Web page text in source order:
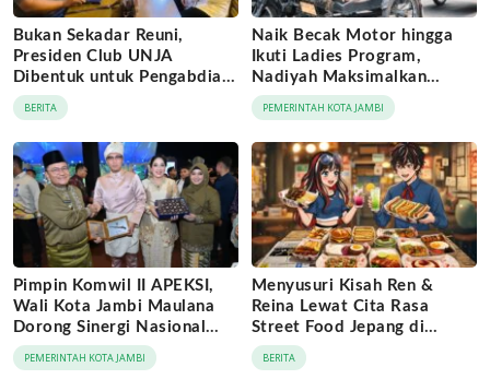
Bukan Sekadar Reuni,
Presiden Club UNJA
Dibentuk untuk Pengabdian
Lintas Generasi
BERITA
Naik Becak Motor hingga
Ikuti Ladies Program,
Nadiyah Maksimalkan
Momentum Rakernas
APEKSI di Medan
PEMERINTAH KOTA JAMBI
Pimpin Komwil II APEKSI,
Wali Kota Jambi Maulana
Dorong Sinergi Nasional
Antar-Kota
PEMERINTAH KOTA JAMBI
Menyusuri Kisah Ren &
Reina Lewat Cita Rasa
Street Food Jepang di
Jaringan Archipelago Hotels
BERITA